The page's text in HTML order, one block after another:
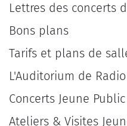
Lettres des concerts
Bons plans
Tarifs et plans de
L'Auditorium de
Concerts Jeune Public
Ateliers & Visites